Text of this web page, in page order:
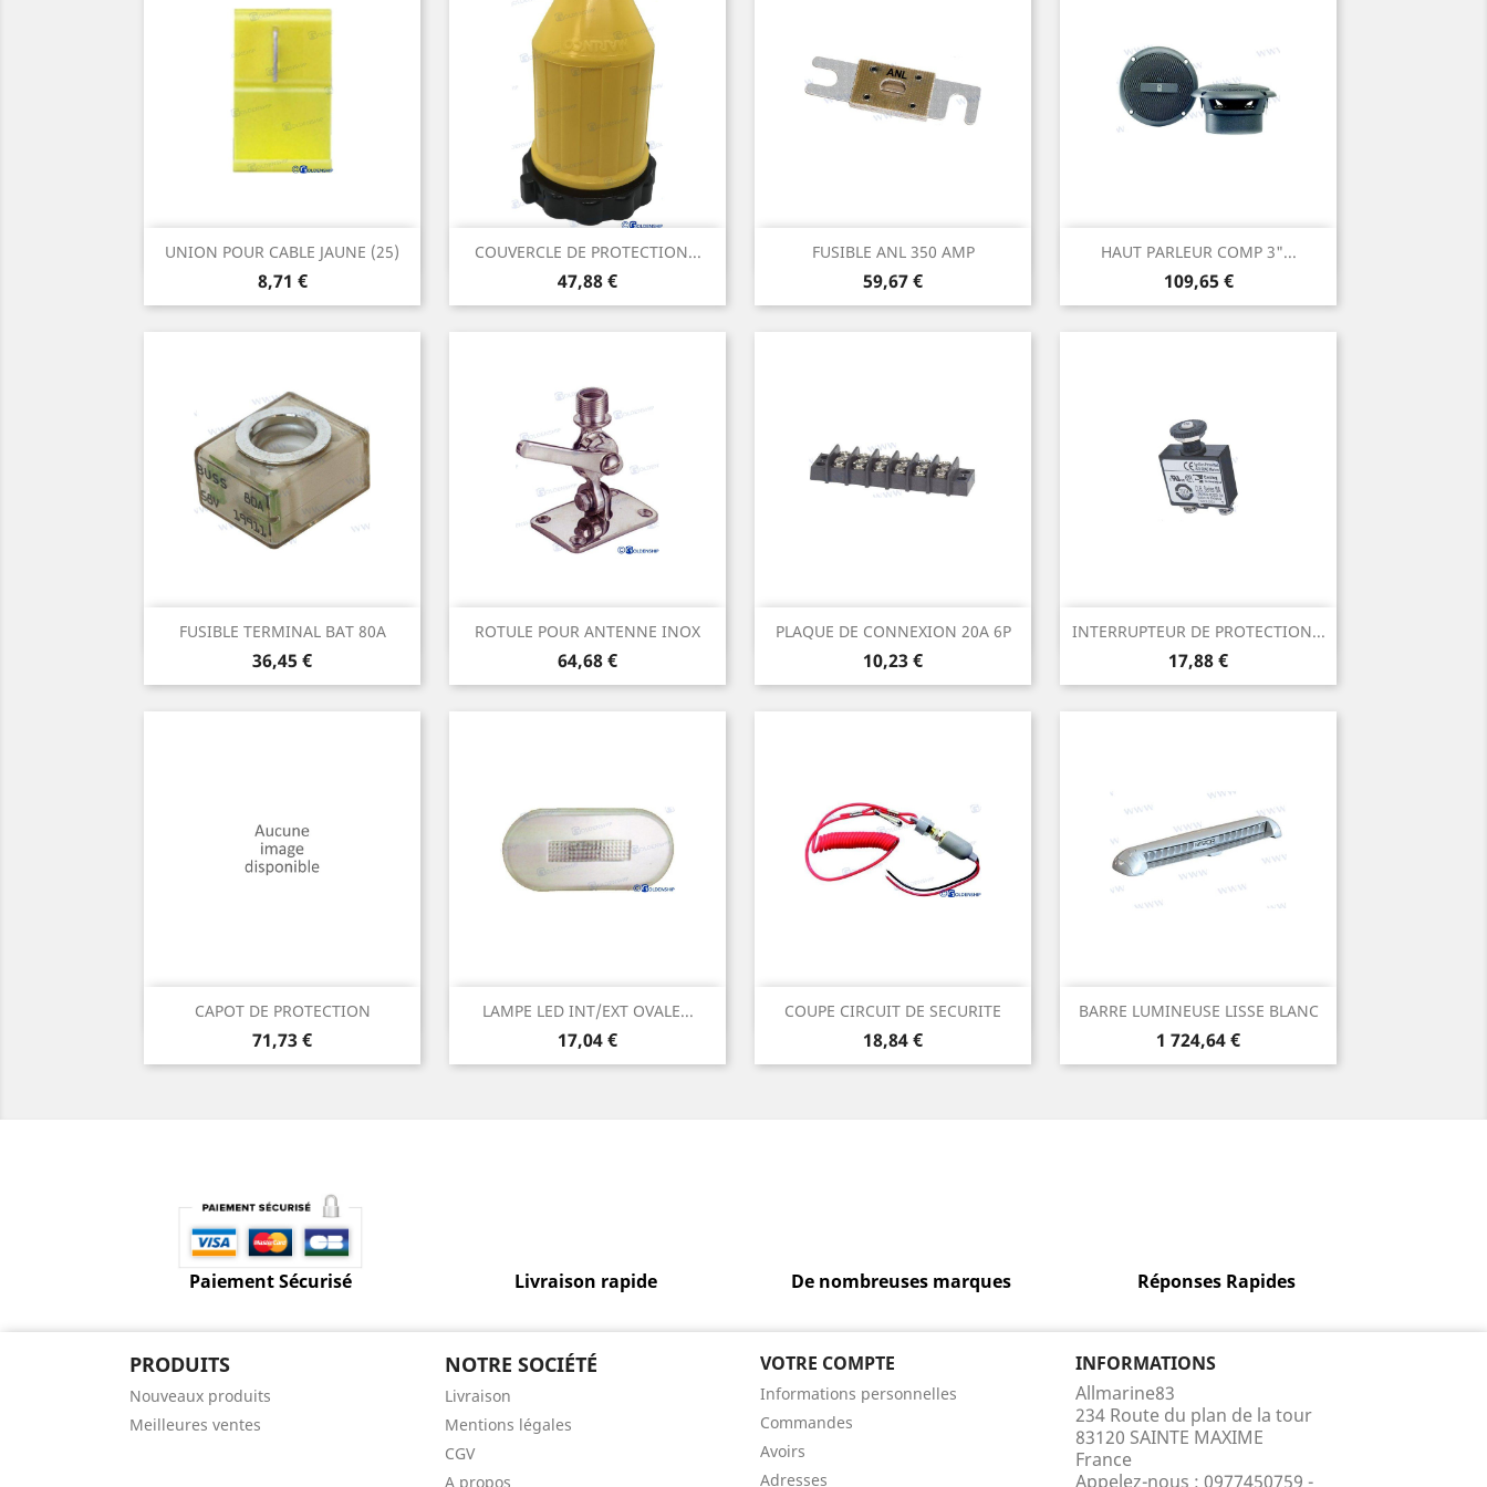
UNION POUR CABLE JAUNE (25)
Prix
8,71 €
Aperçu rapide COUVERCLE DE PROTECTION...
Prix
47,88 €
Aperçu rapide FUSIBLE ANL 350 AMP
Prix
59,67 €
Aperçu rapide HAUT PARLEUR COMP 3"...
Prix
109,65 €
Aperçu rapide
FUSIBLE TERMINAL BAT 80A
Prix
36,45 €
Aperçu rapide ROTULE POUR ANTENNE INOX
Prix
64,68 €
Aperçu rapide PLAQUE DE CONNEXION 20A 6P
Prix
10,23 €
Aperçu rapide INTERRUPTEUR DE PROTECTION...
Prix
17,88 €
Aperçu rapide
CAPOT DE PROTECTION
Prix
71,73 €
Aperçu rapide LAMPE LED INT/EXT OVALE...
Prix
17,04 €
Aperçu rapide COUPE CIRCUIT DE SECURITE
Prix
18,84 €
Aperçu rapide BARRE LUMINEUSE LISSE BLANC
Prix
1 724,64 €
Aperçu rapide
Paiement Sécurisé Livraison rapide De nombreuses marques Réponses Rapides
PRODUITS
Nouveaux produits
Meilleures ventes
NOTRE SOCIÉTÉ
Livraison
Mentions légales
CGV
A propos
VOTRE COMPTE
Informations personnelles
Commandes
Avoirs
Adresses
INFORMATIONS
Allmarine83
234 Route du plan de la tour
83120 SAINTE MAXIME
France
Appelez-nous : 0977450759 -